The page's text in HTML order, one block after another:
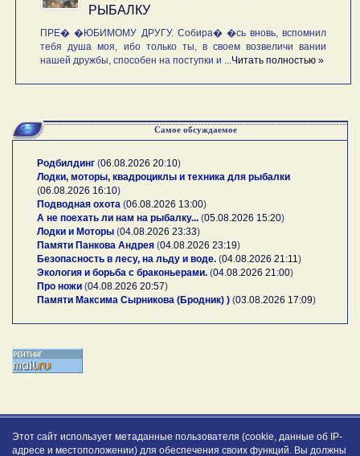
РЫБАЛКУ
ПРЕ� �ЮБИМОМУ ДРУГУ. Собира� �сь вновь, вспомнил
тебя душа моя, ибо только ты, в своем возвеличи вании
нашей дружбы, способен на поступки и ... Читать полностью »
Самое обсуждаемое
Родбилдинг (06.08.2026 20:10)
Лодки, моторы, квадроциклы и техника для рыбалки
(06.08.2026 16:10)
Подводная охота (06.08.2026 13:00)
А не поехать ли нам на рыбалку... (05.08.2026 15:20)
Лодки и Моторы (04.08.2026 23:33)
Памяти Панкова Андрея (04.08.2026 23:19)
Безопасность в лесу, на льду и воде. (04.08.2026 21:11 )
Экология и борьба с браконьерами. (04.08.2026 21:00)
Про ножи (04.08.2026 20:57)
Памяти Максима Сырникова (Бродник) ) (03.08.2026 17:09)
Этот сайт использует метаданные пользователя (cookie, данные об IP-
адресе и местоположении) для обеспечения своих функций. Вы должны